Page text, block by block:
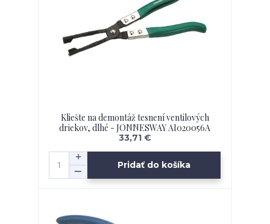
Kliešte na demontáž tesnení ventilových
driekov, dlhé - JONNESWAY AI020056A
33,71 €
Pridať do košíka